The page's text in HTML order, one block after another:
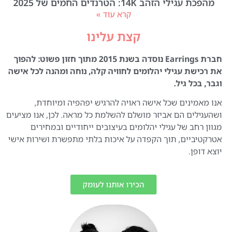
קרא עוד »
קצת עלינו
חברת Earrings נוסדה בשנת 2015 מתוך חזון פשוט: להפוך
את רכישת עגילי יהלומים לחוויה קלה, נוחה ומהנה לכל אישה
וגבר, בכל גיל.
אנו מאמינים שכל אישה ראויה להרגיש יפהפיה ומיוחדת,
ושהעגילים הם אביזר מושלם להשלמת כל מראה. לכן, אנו מציעים
מגוון רחב של עגילי יהלומים בעיצובים ייחודיים ובמחירים
אטרקטיביים, תוך הקפדה על איכות בלתי מתפשרת ושירות אישי
יוצא דופן.
הכירו אותנו לעומק